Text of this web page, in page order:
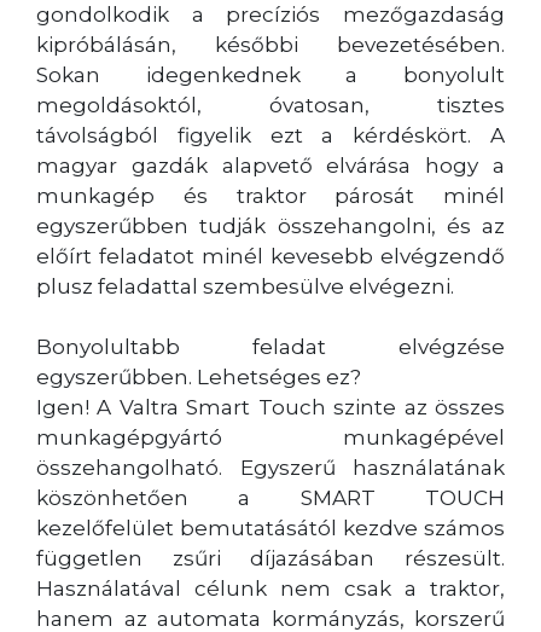
gondolkodik a precíziós mezőgazdaság
kipróbálásán, későbbi bevezetésében.
Sokan idegenkednek a bonyolult
megoldásoktól, óvatosan, tisztes
távolságból figyelik ezt a kérdéskört. A
magyar gazdák alapvető elvárása hogy a
munkagép és traktor párosát minél
egyszerűbben tudják összehangolni, és az
előírt feladatot minél kevesebb elvégzendő
plusz feladattal szembesülve elvégezni.
Bonyolultabb feladat elvégzése
egyszerűbben. Lehetséges ez?
Igen! A Valtra Smart Touch szinte az összes
munkagépgyártó munkagépével
összehangolható. Egyszerű használatának
köszönhetően a SMART TOUCH
kezelőfelület bemutatásától kezdve számos
független zsűri díjazásában részesült.
Használatával célunk nem csak a traktor,
hanem az automata kormányzás, korszerű